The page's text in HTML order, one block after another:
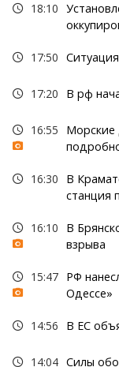
18:10
17:50
17:20 В рф
16:55
Морские
16:30
В
станция
16:10
В
взрыва
15:47 РФ
Одессе»
14:56 В ЕС
14:04 Силы